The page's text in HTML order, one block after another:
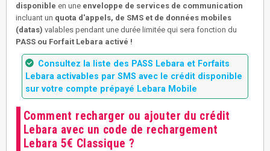
disponible en une enveloppe de services de communication
incluant un quota d'appels, de SMS et de données mobiles
(datas) valables pendant une durée limitée qui sera fonction du
PASS ou Forfait Lebara activé !
Consultez la liste des PASS Lebara et Forfaits
Lebara activables par SMS avec le crédit disponible
sur votre compte prépayé Lebara Mobile
Comment recharger ou ajouter du crédit
Lebara avec un code de rechargement
Lebara 5€ Classique ?